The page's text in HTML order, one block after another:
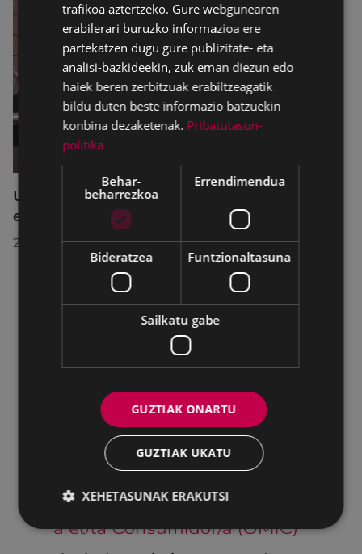
Udalbatzak 2026ko uztailaren 27an
egindako bilkuran hartutako erabakiak
2026/07/28
trafikoa aztertzeko. Gure webgunearen
erabilerari buruzko informazioa ere
partekatzen dugu gure publizitate- eta
analisi-bazkideekin, zuk eman diezun edo
haiek beren zerbitzuak erabiltzeagatik
bildu duten beste informazio batzuekin
konbina dezaketenak. Pribatutasun-
politika
Behar-
beharrezkoa
Errendimendua
Bideratzea Funtzionaltasuna
Sailkatu gabe
GUZTIAK ONARTU
GUZTIAK UKATU
XEHETASUNAK ERAKUTSI